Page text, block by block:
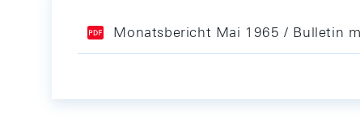
Monatsbericht Mai 1965 / Bulletin